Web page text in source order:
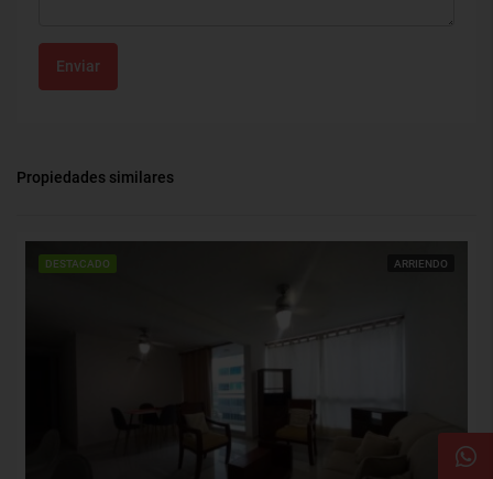
Enviar
Propiedades similares
DESTACADO ARRIENDO